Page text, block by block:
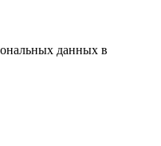
данных в